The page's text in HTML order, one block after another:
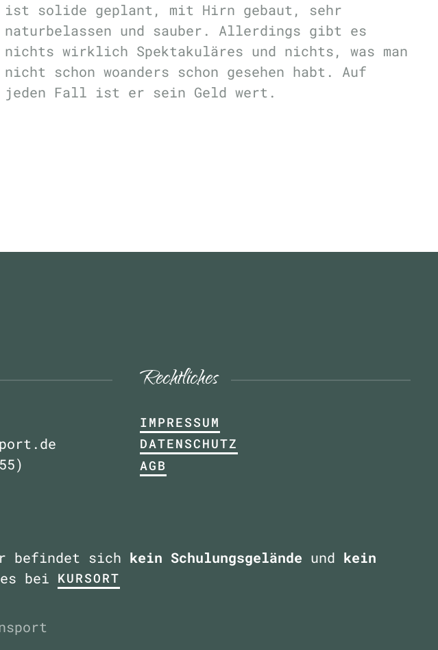
ist solide geplant, mit Hirn gebaut, sehr
naturbelassen und sauber. Allerdings gibt es
nichts wirklich Spektakuläres und nichts, was man
nicht schon woanders schon gesehen habt. Auf
jeden Fall ist er sein Geld wert.
Rechtliches
IMPRESSUM
DATENSCHUTZ
AGB
befindet sich kein Schulungsgelände und kein
bei KURSORT